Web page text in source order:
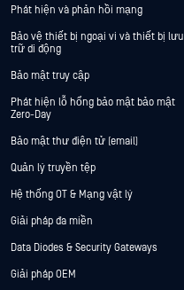
Phát hiện và phản hồi mạng
Bảo vệ thiết bị ngoại vi và thiết bị lưu
trữ di động
Bảo mật truy cập
Phát hiện lỗ hổng bảo mật bảo mật
Zero-Day
Bảo mật thư điện tử (email)
Quản lý truyền tệp
Hệ thống OT & Mạng vật lý
Giải pháp đa miền
Data Diodes & Security Gateways
Giải pháp OEM